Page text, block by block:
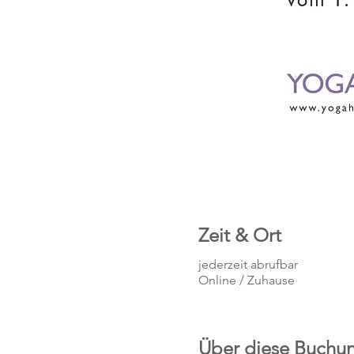
Zeit & Ort
jederzeit abrufbar
Online / Zuhause
Über diese